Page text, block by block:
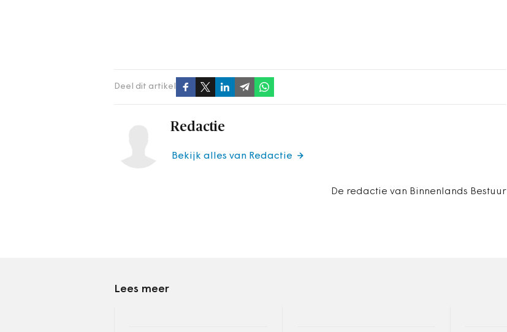
Deel dit artikel
Redactie
De redactie van Binnenlands Bestuur
Bekijk alles van Redactie
Lees meer